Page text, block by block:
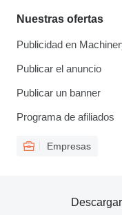
Nuestras ofertas
Publicidad en
Publicar el anuncio
Publicar un banner
Programa de afiliados
Empresas